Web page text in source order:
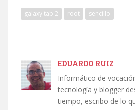
galaxy tab 2 root sencillo
EDUARDO RUIZ
Informático de
tecnología y blogger
tiempo, escribo de lo